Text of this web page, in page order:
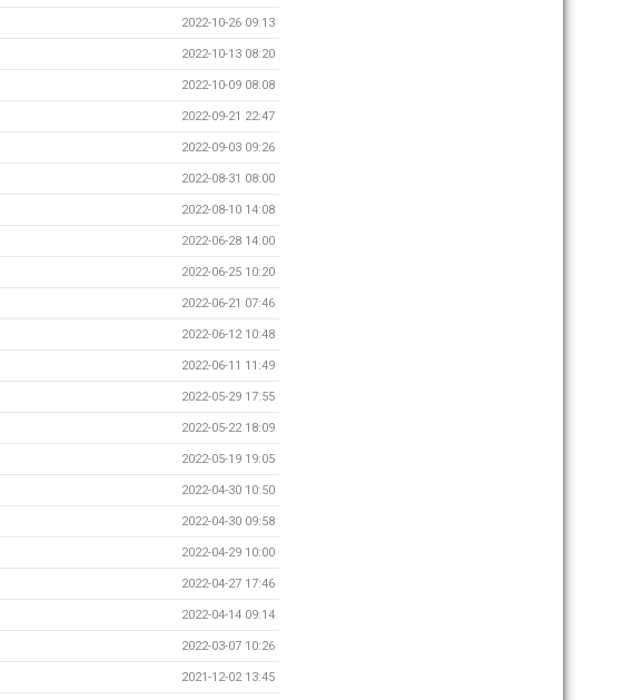
2022-10-26 09:13
2022-10-13 08:20
2022-10-09 08:08
2022-09-21 22:47
2022-09-03 09:26
2022-08-31 08:00
2022-08-10 14:08
2022-06-28 14:00
2022-06-25 10:20
2022-06-21 07:46
2022-06-12 10:48
2022-06-11 11:49
2022-05-29 17:55
2022-05-22 18:09
2022-05-19 19:05
2022-04-30 10:50
2022-04-30 09:58
2022-04-29 10:00
2022-04-27 17:46
2022-04-14 09:14
2022-03-07 10:26
2021-12-02 13:45